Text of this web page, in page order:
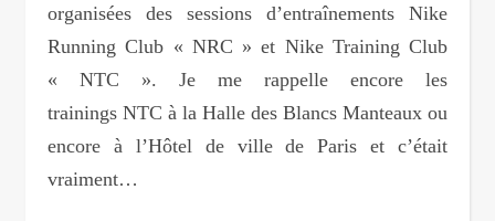
organisées des sessions d’entraînements Nike
Running Club « NRC » et Nike Training Club
« NTC ». Je me rappelle encore les
trainings NTC à la Halle des Blancs Manteaux ou
encore à l’Hôtel de ville de Paris et c’était
vraiment…